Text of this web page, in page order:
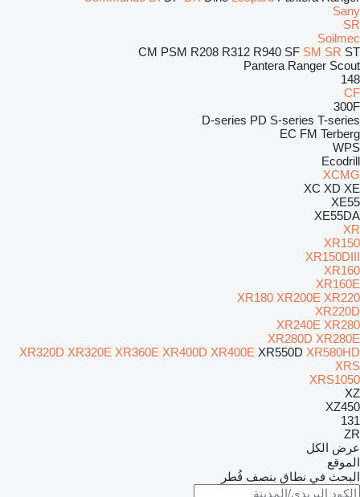
Sany
SR
Soilmec
CM PSM R208 R312 R940 SF SM SR ST
Pantera Ranger Scout
148
CF
300F
D-series PD S-series T-series
EC FM Terberg
WPS
Ecodrill
XCMG
XC XD XE
XE55
XE55DA
XR
XR150
XR150DIII
XR160
XR160E
XR180 XR200E XR220
XR220D
XR240E XR280
XR280D XR280E
XR320D XR320E XR360E XR400D XR400E XR550D XR580HD
XRS
XRS1050
XZ
XZ450
131
ZR
عرض الكل
الموقع
البحث في نطاق بنصف قُطر